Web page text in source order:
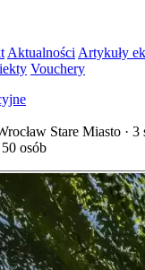
Aktualności Artykuły
Vouchery
Stare Miasto · 3
osób